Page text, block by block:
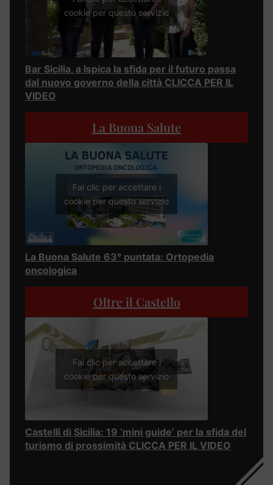
cookie per questo servizio
Bar Sicilia, a Ispica la sfida per il futuro passa
dal nuovo governo della città CLICCA PER IL
VIDEO
La Buona Salute
Fai clic per accettare i
cookie per questo servizio
La Buona Salute 63° puntata: Ortopedia
oncologica
Oltre il Castello
Fai clic per accettare i
cookie per questo servizio
Castelli di Sicilia: 19 ‘mini guide’ per la sfida del
turismo di prossimità CLICCA PER IL VIDEO